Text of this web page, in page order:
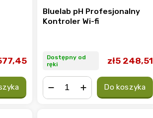
Bluelab pH Profesjonalny
Kontroler Wi-fi
Dostępny od
ręki
zł5 248,51
Do koszyka